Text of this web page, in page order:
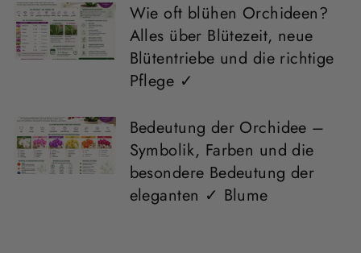
Wie oft blühen Orchideen?
Alles über Blütezeit, neue
Blütentriebe und die richtige
Pflege ✓
Bedeutung der Orchidee –
Symbolik, Farben und die
besondere Bedeutung der
eleganten ✓ Blume